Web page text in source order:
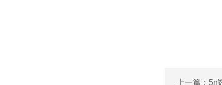
上一篇： 5n